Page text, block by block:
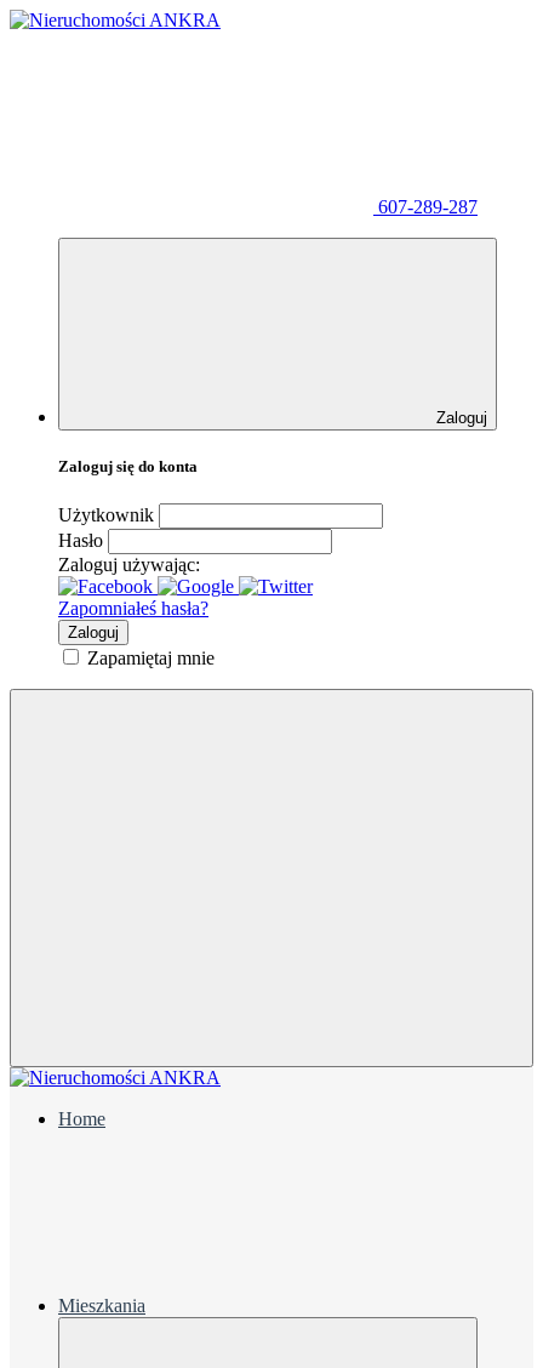
607-289-287
Zaloguj
Zaloguj się do konta
Użytkownik
Hasło
Zaloguj używając:
Zapomniałeś hasła?
Zaloguj
Zapamiętaj mnie
Home
Mieszkania